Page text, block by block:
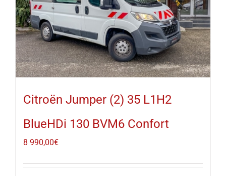
Citroën Jumper (2) 35 L1H2
BlueHDi 130 BVM6 Confort
8 990,00€